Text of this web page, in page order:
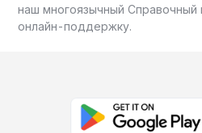
наш многоязычный Справочный
онлайн-поддержку.